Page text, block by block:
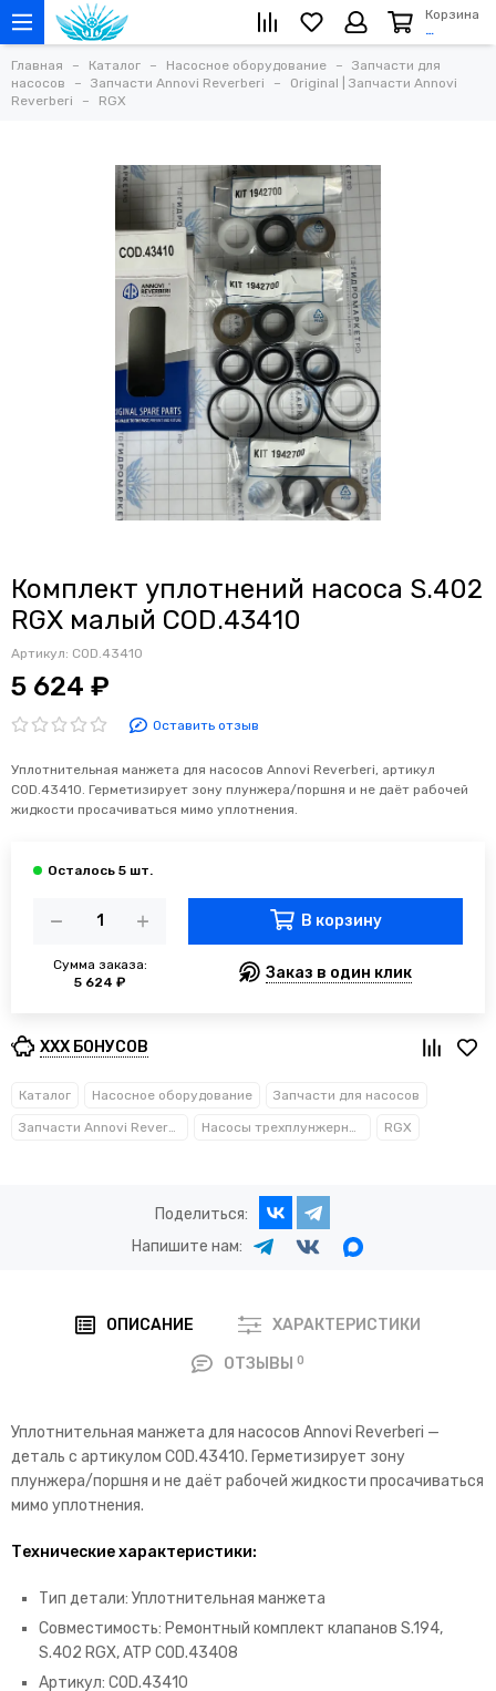
Корзина
…
Главная Каталог Насосное оборудование
Запчасти для
насосов
Запчасти Annovi Reverberi
Original | Запчасти Annovi
Reverberi
RGX
Комплект уплотнений насоса S.402
RGX малый COD.43410
Артикул: COD.43410
5 624 ₽
Оставить отзыв
Уплотнительная манжета для насосов Annovi Reverberi, артикул
COD.43410. Герметизирует зону плунжера/поршня и не даёт рабочей
жидкости просачиваться мимо уплотнения.
Сумма заказа:
5 624 ₽
В корзину
Заказ в один клик
XXX БОНУСОВ
Каталог Насосное оборудование Запчасти для насосов
Запчасти Annovi Reverberi Насосы трехплунжерные RGX
Поделиться:
Напишите нам:
ОПИСАНИЕ ХАРАКТЕРИСТИКИ
ОТЗЫВЫ 0
Уплотнительная манжета для насосов Annovi Reverberi —
деталь с артикулом COD.43410. Герметизирует зону
плунжера/поршня и не даёт рабочей жидкости просачиваться
мимо уплотнения.
Технические характеристики:
Тип детали: Уплотнительная манжета
Совместимость: Ремонтный комплект клапанов S.194,
S.402 RGX, ATP COD.43408
Артикул: COD.43410